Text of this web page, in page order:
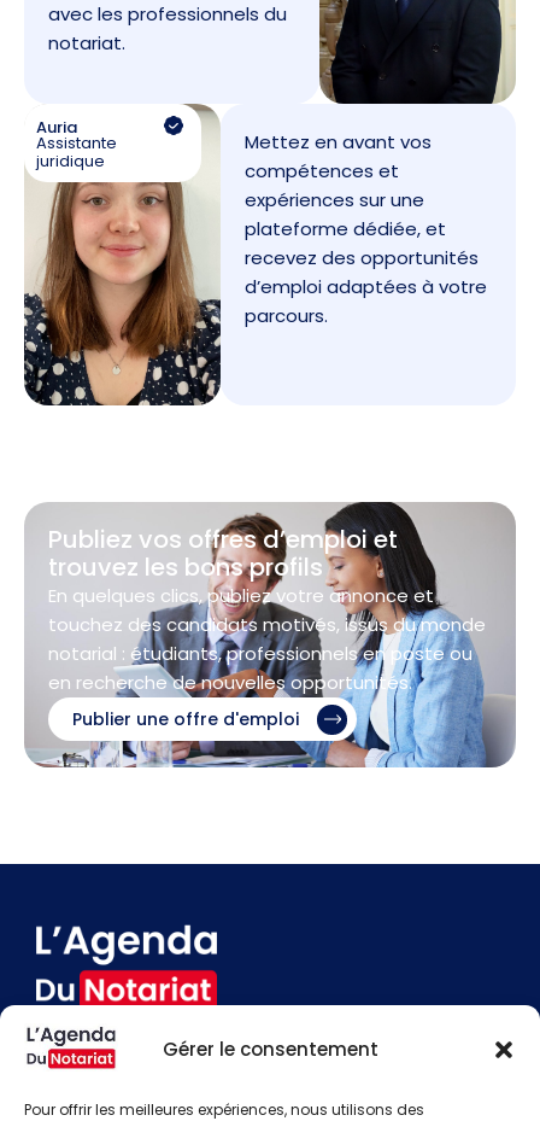
Gérer le consentement
Pour offrir les meilleures expériences, nous utilisons des
avec les professionnels du
notariat.
Auria
Assistante
juridique
Mettez en avant vos
compétences et
expériences sur une
plateforme dédiée, et
recevez des opportunités
d’emploi adaptées à votre
parcours.
Publiez vos offres d’emploi et
trouvez les bons profils
En quelques clics, publiez votre annonce et
touchez des candidats motivés, issus du monde
notarial : étudiants, professionnels en poste ou
en recherche de nouvelles opportunités.
Publier une offre d'emploi
Contact